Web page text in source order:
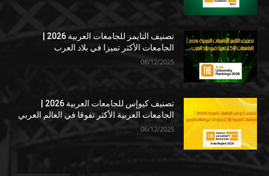
الجامعات الأكثر تميزا في بلاد العرب
08/12/2025
الجامعات العربية الأكثر تفوقا في العالم العربي
06/12/2025